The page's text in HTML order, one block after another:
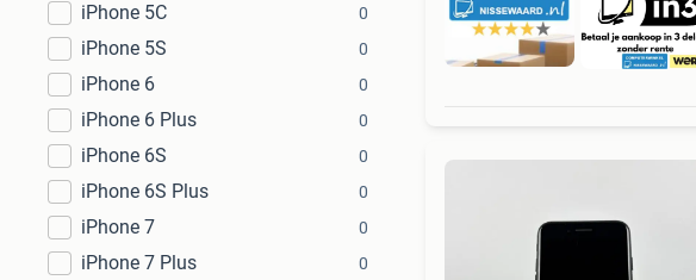
iPhone 5C 0
iPhone 5S 0
iPhone 6 0
iPhone 6 Plus 0
iPhone 6S 0
iPhone 6S Plus 0
iPhone 7 0
iPhone 7 Plus 0